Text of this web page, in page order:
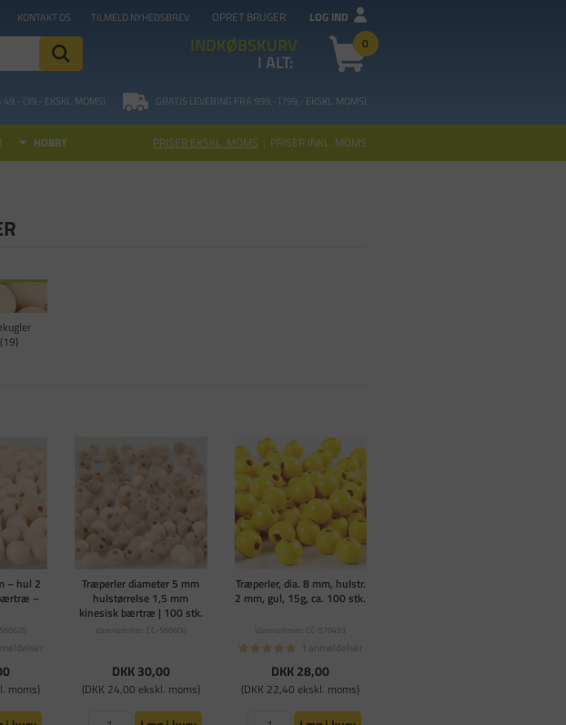
KONTAKT OS TILMELD NYHEDSBREV OPRET BRUGER LOG IND
INDKØBSKURV 0
I ALT:
49,- (39,- EKSKL. MOMS) GRATIS LEVERING FRA 999,- (799,- EKSKL. MOMS)
HOBBY PRISER EKSKL. MOMS | PRISER INKL. MOMS
19
– hul 2
–
moms)
Træperler diameter 5 mm
hulstørrelse 1,5 mm
kinesisk bærtræ | 100 stk.
Varenummer: CC-566600
DKK 30,00
(DKK 24,00 ekskl. moms)
Træperler, dia. 8 mm, hulstr.
2 mm, gul, 15g, ca. 100 stk.
Varenummer: CC-570493
1 anmeldelser
DKK 28,00
(DKK 22,40 ekskl. moms)